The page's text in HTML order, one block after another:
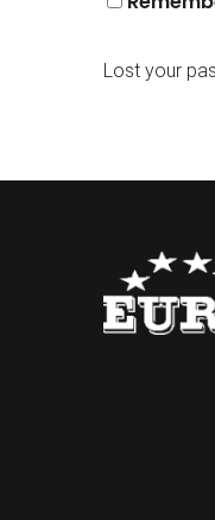
Lost your